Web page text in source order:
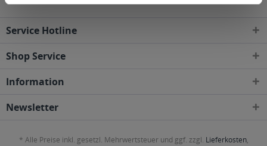
Service Hotline
Shop Service
Information
Newsletter
* Alle Preise inkl. gesetzl. Mehrwertsteuer und ggf. zzgl. Lieferkosten,